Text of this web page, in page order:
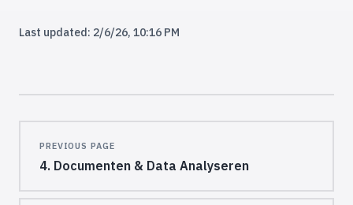
Last updated: 2/6/26, 10:16 PM
PREVIOUS PAGE
4. Documenten & Data Analyseren